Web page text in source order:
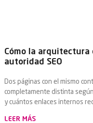
Cómo la
autoridad SEO
Dos páginas con el mismo
completamente distinta
y cuántos enlaces internos
LEER MÁS